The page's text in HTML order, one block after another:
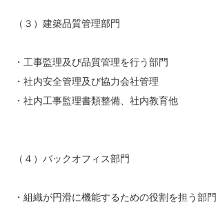
（３）建築品質管理部門
・工事監理及び品質管理を行う部門
・社内安全管理及び協力会社管理
・社内工事監理書類整備、社内教育他
（４）バックオフィス部門
・組織が円滑に機能するための役割を担う部門